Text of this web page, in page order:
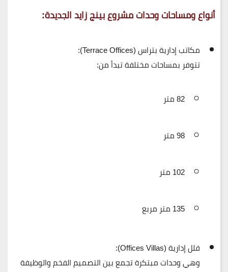
أنواع ومساحات وحدات مشروع بينج زايد الجديدة:
مكاتب إدارية بتراس (Terrace Offices):
تتوفر بمساحات مختلفة تبدأ من:
82 متر
98 متر
102 متر
135 متر مربع
فلل إدارية (Offices Villas):
وهي وحدات مبتكرة تجمع بين التصميم الفخم والوظيفة